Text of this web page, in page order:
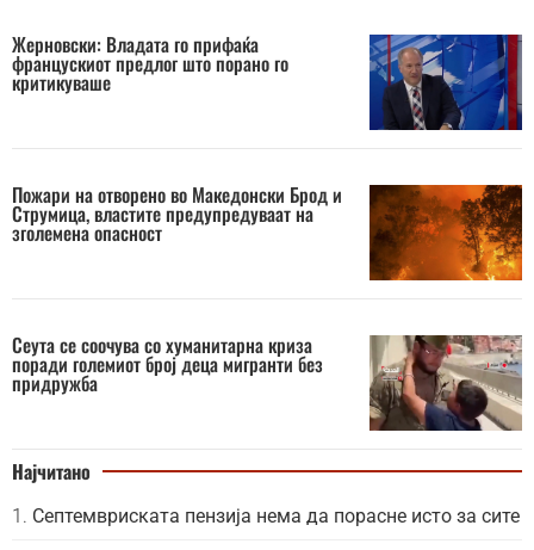
Жерновски: Владата го прифаќа
францускиот предлог што порано го
критикуваше
Пожари на отворено во Македонски Брод и
Струмица, властите предупредуваат на
зголемена опасност
Сеута се соочува со хуманитарна криза
поради големиот број деца мигранти без
придружба
Најчитано
Септемвриската пензија нема да порасне исто за сите